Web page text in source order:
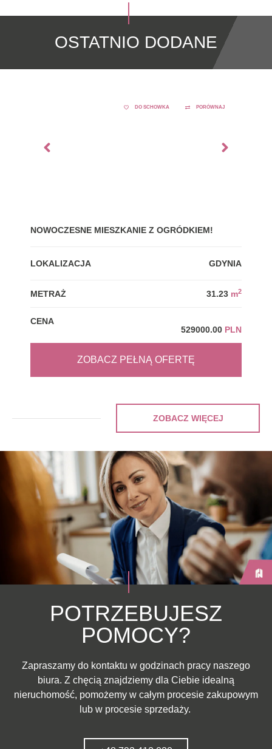
OSTATNIO DODANE
DO SCHOWKA PORÓWNAJ
NOWOCZESNE MIESZKANIE Z OGRÓDKIEM!
LOKALIZACJA GDYNIA
METRAŻ 31.23 m2
CENA
529000.00 PLN
ZOBACZ PEŁNĄ OFERTĘ
ZOBACZ WIĘCEJ
POTRZEBUJESZ
POMOCY?
Zapraszamy do kontaktu w godzinach pracy naszego
biura. Z chęcią znajdziemy dla Ciebie idealną
nieruchomość, pomożemy w całym procesie zakupowym
lub w procesie sprzedaży.